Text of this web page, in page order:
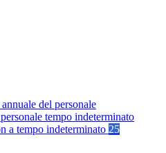
del personale
tempo indeterminato
a tempo indeterminato 25